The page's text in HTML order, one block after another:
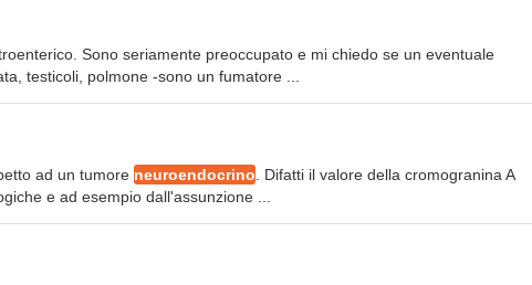
Sono seriamente preoccupato e mi chiedo se un eventuale
testicoli, polmone -sono un fumatore ...
ad un tumore neuroendocrino . Difatti il valore della cromogranina A
e ad esempio dall'assunzione ...